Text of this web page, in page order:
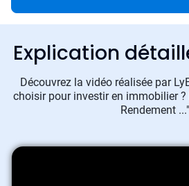
Explication
Découvrez la vidéo réalisée par
choisir pour investir en immobilier ?
Rendement ..."